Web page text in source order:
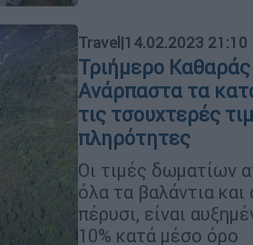
Travel|14.02.2023 21:10
Τριήμερο
Ανάρπαστα τα
τις τσουχτερές
πληρότητες
Οι τιμές δωματίων
όλα τα βαλάντια
πέρυσι, είναι
10% κατά μέσο όρο